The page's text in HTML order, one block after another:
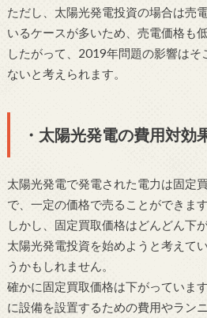
ただし、太陽光発電投資の場合は売
いるケースが多いため、売電価格も
したがって、2019年問題の影響はそ
ないと考えられます。
・太陽光発電の費用対効
太陽光発電で発電された電力は固定
で、一定の価格で売ることができます
しかし、固定買取価格はどんどん下
太陽光発電投資を始めようと考えて
うかもしれません。
確かに固定買取価格は下がっていま
に設備を設置するための費用やラン